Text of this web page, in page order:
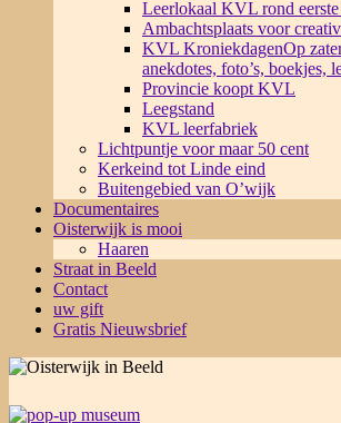
Leerlokaal KVL rond eerste
Ambachtsplaats voor
KVL KroniekdagenOp
anekdotes, foto’s, boekjes,
Provincie koopt KVL
Leegstand
KVL leerfabriek
Lichtpuntje voor maar 50 cent
Kerkeind tot Linde eind
Buitengebied van O’wijk
Documentaires
Oisterwijk is mooi
Haaren
Straat in Beeld
Contact
uw gift
Gratis Nieuwsbrief